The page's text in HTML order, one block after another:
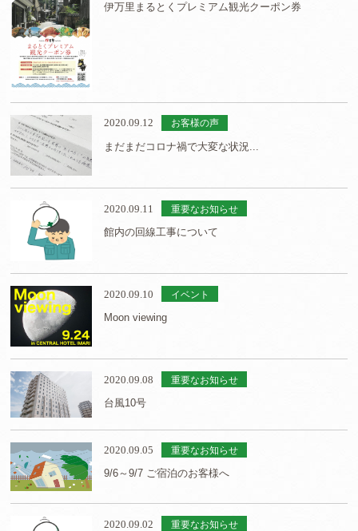
伊万里まるとくプレミアム観光クーポン券
2020.09.12 お客様の声
まだまだコロナ禍で大変な状況...
2020.09.11 重要なお知らせ
館内の回線工事について
2020.09.10 イベント
Moon viewing
2020.09.08 重要なお知らせ
台風10号
2020.09.05 重要なお知らせ
9/6～9/7 ご宿泊のお客様へ
2020.09.02 重要なお知らせ